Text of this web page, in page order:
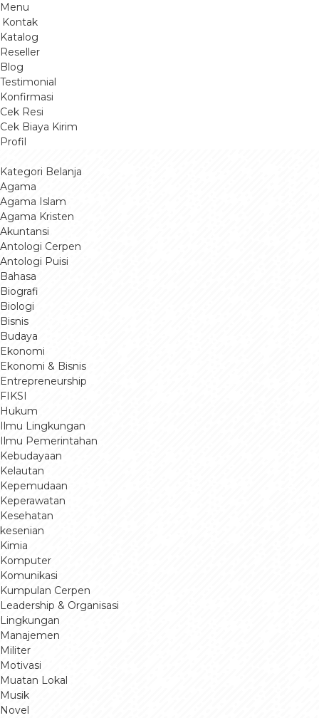
Menu
Kontak
Katalog
Reseller
Blog
Testimonial
Konfirmasi
Cek Resi
Cek Biaya Kirim
Profil
Kategori Belanja
Agama
Agama Islam
Agama Kristen
Akuntansi
Antologi Cerpen
Antologi Puisi
Bahasa
Biografi
Biologi
Bisnis
Budaya
Ekonomi
Ekonomi & Bisnis
Entrepreneurship
FIKSI
Hukum
Ilmu Lingkungan
Ilmu Pemerintahan
Kebudayaan
Kelautan
Kepemudaan
Keperawatan
Kesehatan
kesenian
Kimia
Komputer
Komunikasi
Kumpulan Cerpen
Leadership & Organisasi
Lingkungan
Manajemen
Militer
Motivasi
Muatan Lokal
Musik
Novel